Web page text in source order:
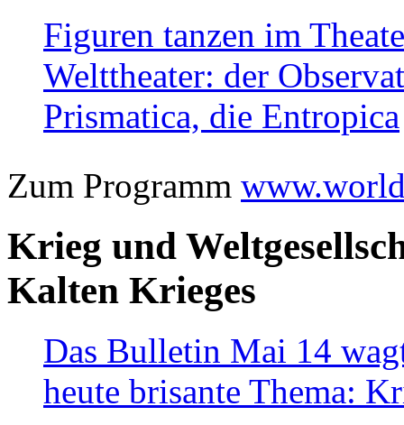
Figuren tanzen im
Welttheater: der
Prismatica, die Entropica
Zum Programm
Krieg und
Kalten Krieges
Das Bulletin Mai 14
heute brisante Thema: